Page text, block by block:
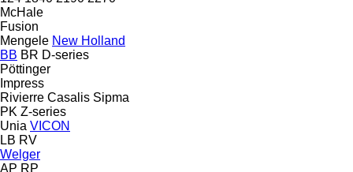
McHale
Fusion
Mengele New Holland
BB BR D-series
Pöttinger
Impress
Rivierre Casalis Sipma
PK Z-series
Unia VICON
LB RV
Welger
AP RP